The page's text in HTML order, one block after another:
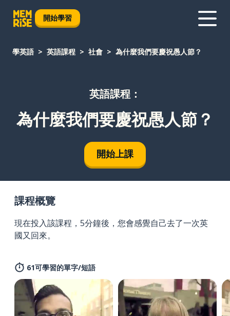
開始學習
學英語 英語課程 社會 為什麼我們要慶祝愚人節？
英語課程：
為什麼我們要慶祝愚人節？
開始上課
課程概覽
現在投入該課程，5分鐘後，您會感覺自己去了一次英
國又回來。
61可學習的單字/短語